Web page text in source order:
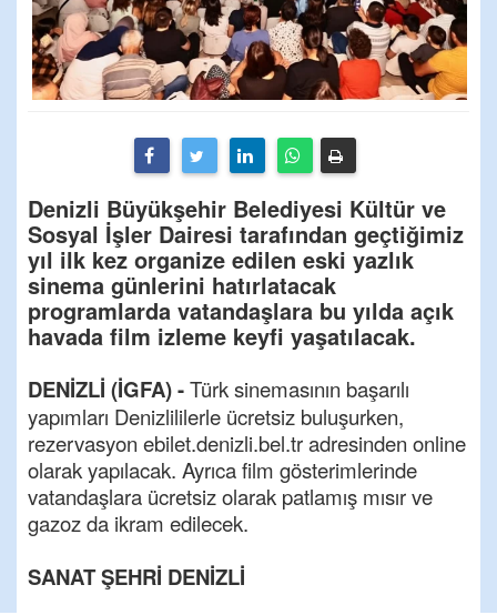
Denizli Büyükşehir Belediyesi Kültür ve
Sosyal İşler Dairesi tarafından geçtiğimiz
yıl ilk kez organize edilen eski yazlık
sinema günlerini hatırlatacak
programlarda vatandaşlara bu yılda açık
havada film izleme keyfi yaşatılacak.
DENİZLİ (İGFA) -Türk sinemasının başarılı
yapımları Denizlililerle ücretsiz buluşurken,
rezervasyon ebilet.denizli.bel.tr adresinden online
olarak yapılacak. Ayrıca film gösterimlerinde
vatandaşlara ücretsiz olarak patlamış mısır ve
gazoz da ikram edilecek.
SANAT ŞEHRİ DENİZLİ